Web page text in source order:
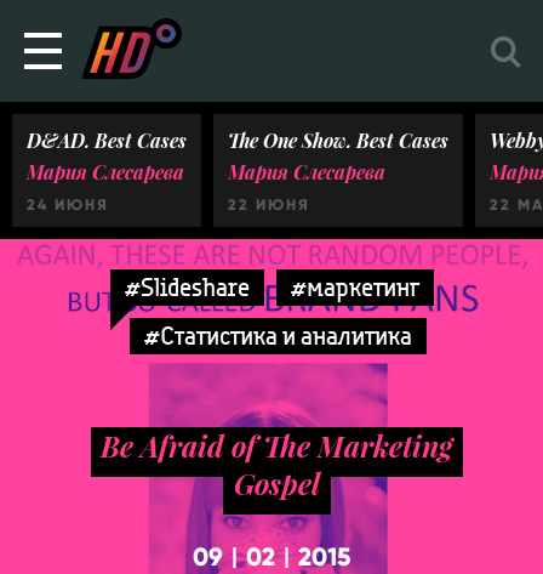
D&AD. Best Cases
Мария Слесарева
24 ИЮНЯ
The One Show. Best Cases
Мария Слесарева
22 ИЮНЯ 22
#Slideshare
#маркетинг
#Статистика и аналитика
Be Afraid of The Marketing
Gospel
09 |02|2015